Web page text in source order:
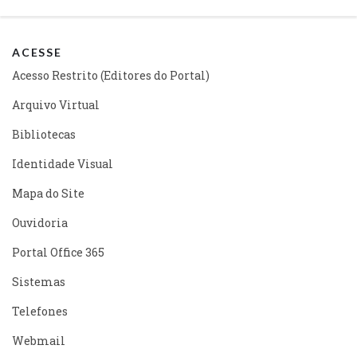
ACESSE
Acesso Restrito (Editores do Portal)
Arquivo Virtual
Bibliotecas
Identidade Visual
Mapa do Site
Ouvidoria
Portal Office 365
Sistemas
Telefones
Webmail